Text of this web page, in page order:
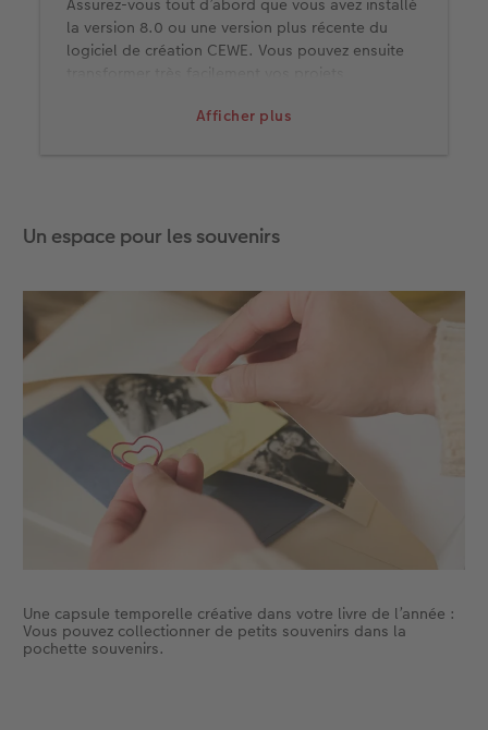
Afficher plus
la version 8.0 ou une version plus récente du
logiciel de création CEWE. Vous pouvez ensuite
Utiliser comme modèle
remplacement et vous pouvez désormais accéder
au modèle dans la section Modèles de création
sous « Mes modèles de création » et l’utiliser à
tout moment.
Un espace pour les souvenirs
Une capsule temporelle créative dans votre livre de l’année :
Vous pouvez collectionner de petits souvenirs dans la
pochette souvenirs.